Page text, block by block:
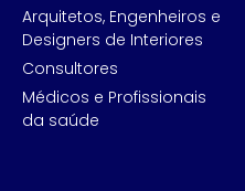
Arquitetos, Engenheiros e
Designers de Interiores
Consultores
Médicos e Profissionais
da saúde